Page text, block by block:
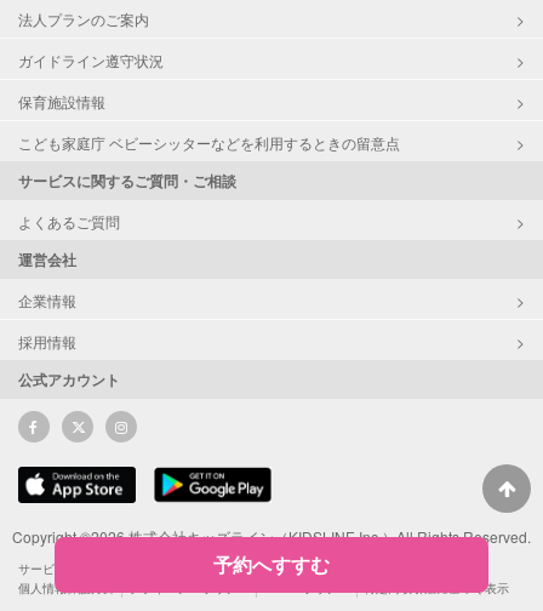
予約へすすむ
法人プランのご案内
ガイドライン遵守状況
保育施設情報
こども家庭庁 ベビーシッターなどを利用するときの留意点
サービスに関するご質問・ご相談
よくあるご質問
運営会社
企業情報
採用情報
公式アカウント
Copyright ©2026 株式会社キッズライン（KIDSLINE Inc.）All Rights Reserved.
サービス利用規約 サポーターによるSNS投稿ガイドライン
個人情報保護方針
特定商取引法に基づく表示